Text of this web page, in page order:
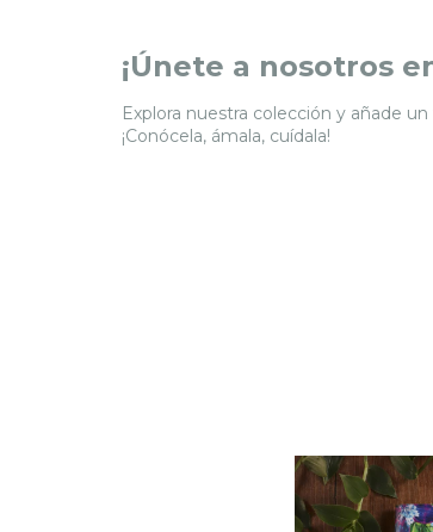
¡Únete a nosotros
Explora nuestra colección y añade
¡Conócela, ámala, cuídala!